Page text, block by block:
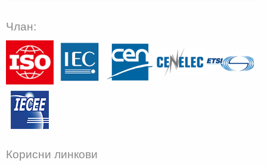
Члан:
Корисни линкови